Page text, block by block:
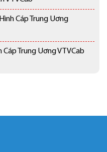
Cáp Trung Uơng
Cáp Trung Uơng VTVCab